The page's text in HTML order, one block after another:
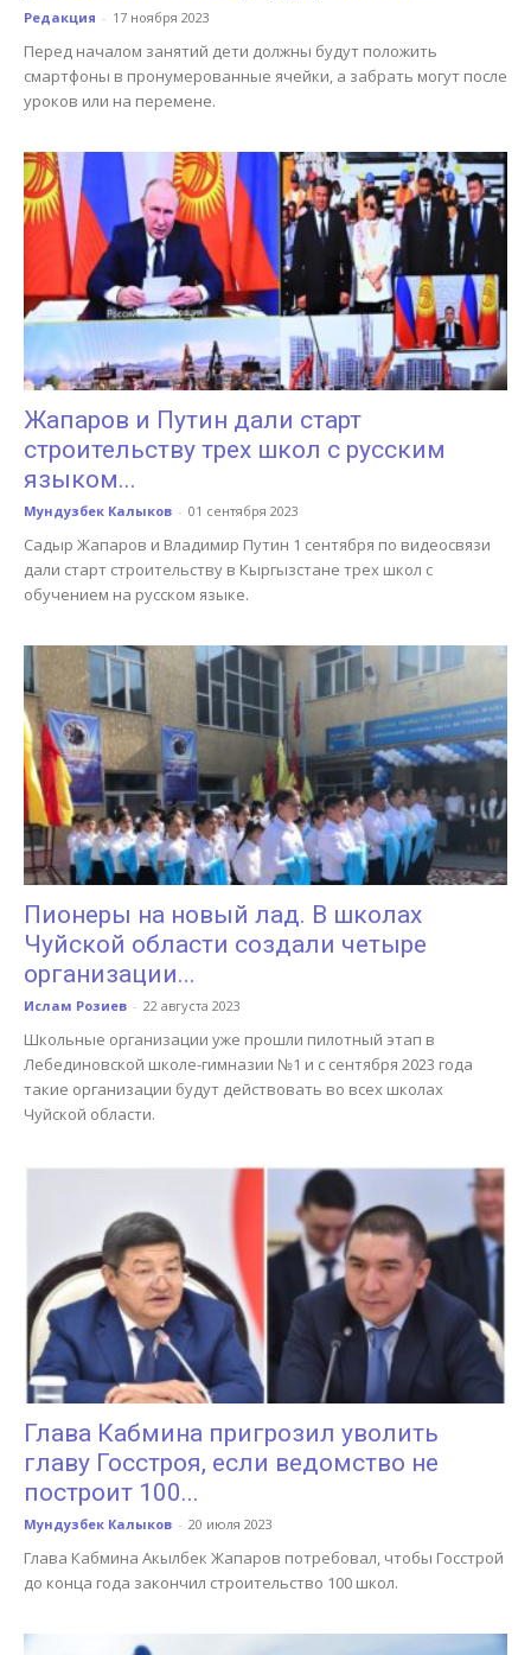
Редакция - 17 ноября 2023
Перед началом занятий дети должны будут положить
смартфоны в пронумерованные ячейки, а забрать могут после
уроков или на перемене.
Жапаров и Путин дали старт
строительству трех школ с русским
языком...
Мундузбек Калыков - 01 сентября 2023
Садыр Жапаров и Владимир Путин 1 сентября по видеосвязи
дали старт строительству в Кыргызстане трех школ с
обучением на русском языке.
Пионеры на новый лад. В школах
Чуйской области создали четыре
организации...
Ислам Розиев - 22 августа 2023
Школьные организации уже прошли пилотный этап в
Лебединовской школе-гимназии №1 и с сентября 2023 года
такие организации будут действовать во всех школах
Чуйской области.
Глава Кабмина пригрозил уволить
главу Госстроя, если ведомство не
построит 100...
Мундузбек Калыков - 20 июля 2023
Глава Кабмина Акылбек Жапаров потребовал, чтобы Госстрой
до конца года закончил строительство 100 школ.